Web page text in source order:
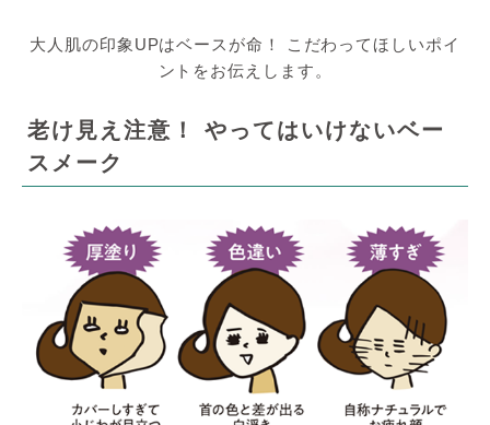
大人肌の印象UPはベースが命！ こだわってほしいポイ
ントをお伝えします。
老け見え注意！ やってはいけないベー
スメーク